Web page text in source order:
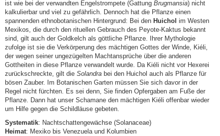
ist wie bei der verwandten Engelstrompete (Gattung Brugmansia) nicht
kalkulierbar und viel zu gefährlich. Dennoch hat die Pflanze einen
spannenden ethnobotanischen Hintergrund: Bei den Huichol im Westen
Mexikos, die durch den rituellen Gebrauch des Peyote-Kaktus bekannt
sind, gilt auch der Goldkelch als göttliche Pflanze. Ihrer Mythologie
zufolge ist sie die Verkörperung des mächtigen Gottes der Winde, Kiéli,
der wegen seiner ungezügelten Machtansprüche über die anderen
Gottheiten in diese Pflanze verwandelt wurde. Da Kiéli nicht vor Hexerei
zurückschreckte, gilt die Solandra bei den Huichol auch als Pflanze für
bösen Zauber. Im Botanischen Garten müssen Sie sich davor in der
Regel nicht fürchten. Es sei denn, Sie finden Opfergaben am Fuße der
Pflanze. Dann hat unser Schamane den mächtigen Kiéli offenbar wieder
um Hilfe gegen die Schildläuse gebeten.
Systematik: Nachtschattengewächse (Solanaceae)
Heimat: Mexiko bis Venezuela und Kolumbien